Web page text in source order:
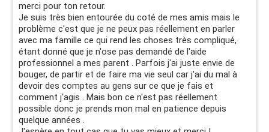
merci pour ton retour.
Je suis très bien entourée du coté de mes amis mais le
problème c'est que je ne peux pas réellement en parler
avec ma famille ce qui rend les choses très compliqué,
étant donné que je n'ose pas demandé de l'aide
professionnel a mes parent . Parfois j'ai juste envie de
bouger, de partir et de faire ma vie seul car j'ai du mal à
devoir des comptes au gens sur ce que je fais et
comment j'agis . Mais bon ce n'est pas réellement
possible donc je prends mon mal en patience depuis
quelque années .